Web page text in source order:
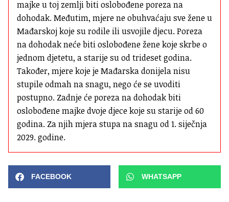
majke u toj zemlji biti oslobođene poreza na
dohodak. Međutim, mjere ne obuhvaćaju sve žene u
Mađarskoj koje su rodile ili usvojile djecu. Poreza
na dohodak neće biti oslobođene žene koje skrbe o
jednom djetetu, a starije su od trideset godina.
Također, mjere koje je Mađarska donijela nisu
stupile odmah na snagu, nego će se uvoditi
postupno. Zadnje će poreza na dohodak biti
oslobođene majke dvoje djece koje su starije od 60
godina. Za njih mjera stupa na snagu od 1. siječnja
2029. godine.
FACEBOOK WHATSAPP